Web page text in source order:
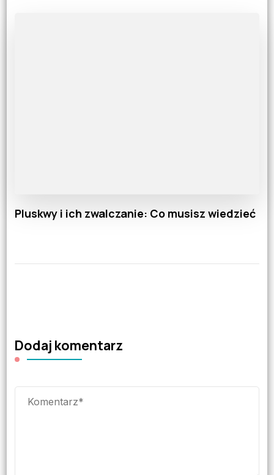
Pluskwy i ich zwalczanie: Co musisz wiedzieć
Dodaj komentarz